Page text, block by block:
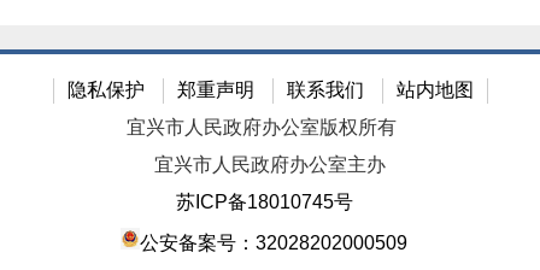
隐私保护 郑重声明 联系我们
站内地图
宜兴市人民政府办公室版权所有
宜兴市人民政府办公室主办
苏ICP备18010745号
公安备案号：32028202000509